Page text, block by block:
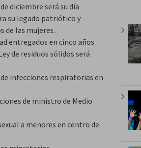
diciembre será su día
su legado patriótico y
de las mujeres.
entregados en cinco años
de residuos sólidos será
infecciones respiratorias en
de ministro de Medio
a menores en centro de